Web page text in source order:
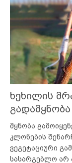
ხეხილის
მყნობა
კლონების
ვეგეტაციური
სასარგებლო არ